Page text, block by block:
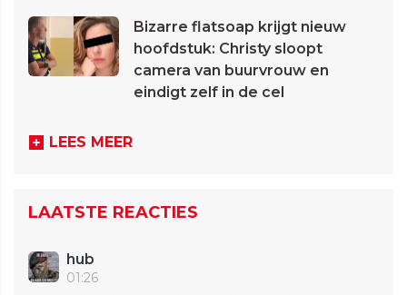
Bizarre flatsoap krijgt nieuw
hoofdstuk: Christy sloopt
camera van buurvrouw en
eindigt zelf in de cel
LEES MEER
LAATSTE REACTIES
hub
01:26